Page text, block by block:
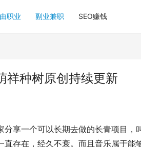
职业 副业兼职 SEO赚钱
祥种树原创持续更新
享一个可以长期去做的长青项目，
存在，经久不衰。而且音乐属于能